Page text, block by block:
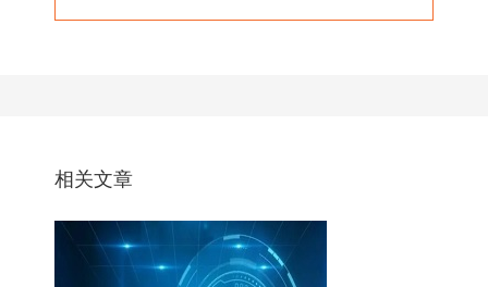
相关文章